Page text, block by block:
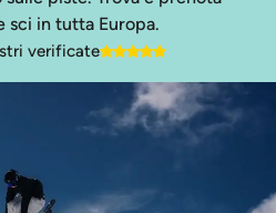
sci in tutta Europa.
verificate